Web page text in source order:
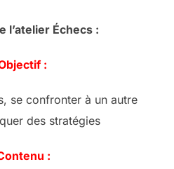
l’atelier Échecs :
:
se confronter à un autre
des stratégies
: